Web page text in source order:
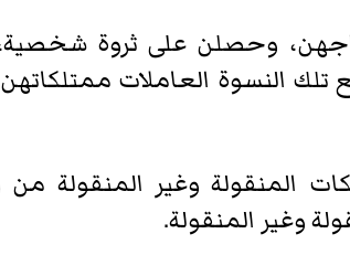
وحصلن على ثروة
النسوة العاملات
المنقولة وغير المنقولة من
وغير المنقولة.